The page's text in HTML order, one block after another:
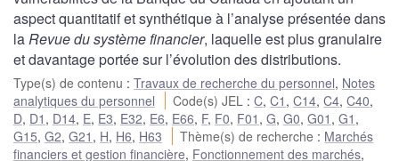
aspect quantitatif et synthétique à l’analyse présentée dans
laRevue du système financier, laquelle est plus granulaire
et davantage portée sur l’évolution des distributions.
Type(s) de contenu : Travaux de recherche du personnel, Notes
analytiques du personnel
Code(s) JEL :C,C1 ,C14,C4,C40,
D, D1 , D14, E, E3, E32, E6, E66, F, F0, F01 , G, G0, G01 , G1 ,
G15, G2, G21 , H, H6, H63 Thème(s) de recherche : Marchés
financiers et gestion financière, Fonctionnement des marchés,